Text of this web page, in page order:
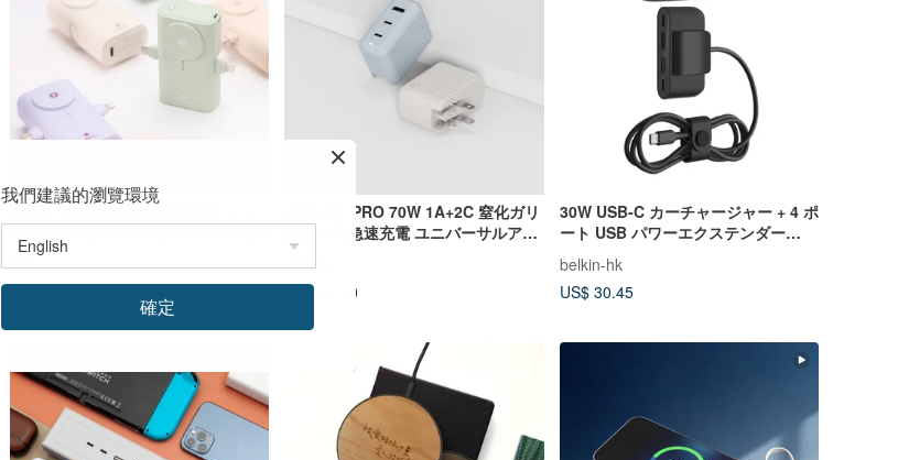
LaPO フル機能急速充電版ポケット
パワーバンク WT-12 (whマーク付き)
lapo
US$ 53.01
Allite A1 PRO 70W 1A+2C 窒化ガリ
ウム 3 穴急速充電 ユニバーサルアダ
プター付き |
allitetw
US$ 44.10
30W USB-C カーチャージャー + 4 ポ
ート USB パワーエクステンダー
belkin-hk
US$ 30.45
我們建議的瀏覽環境
確定